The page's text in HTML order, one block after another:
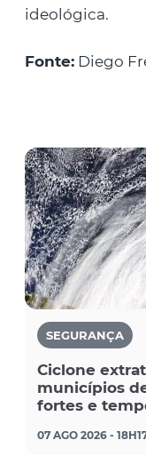
ideológica.
Fonte: Diego
SEGURANÇA
Ciclone
municípios
fortes e
07 AGO 2026 -